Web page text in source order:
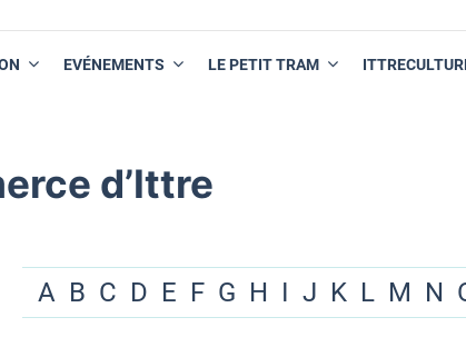
EVÉNEMENTS LE PETIT TRAM
d’Ittre
A B C D E F G H I J K L M N